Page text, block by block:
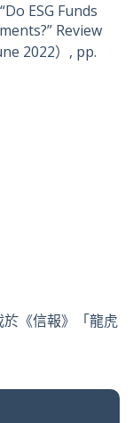
ESG Funds
Review
2022）, pp.
於《信報》「龍虎